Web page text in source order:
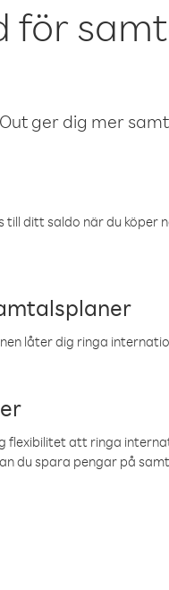
för
ger dig mer
till ditt saldo när du köper
låter dig ringa
flexibilitet att ringa
du spara pengar på